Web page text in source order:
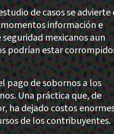
de casos se advierte
información e
mexicanos aun
podrían estar
pago de sobornos a los
Una práctica que, de
ha dejado costos
de los contribuyentes.